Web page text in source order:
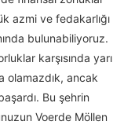
azmi ve fedakarlığı
bulunabiliyoruz.
karşısında yarı
olamazdık, ancak
Bu şehrin
Voerde Möllen